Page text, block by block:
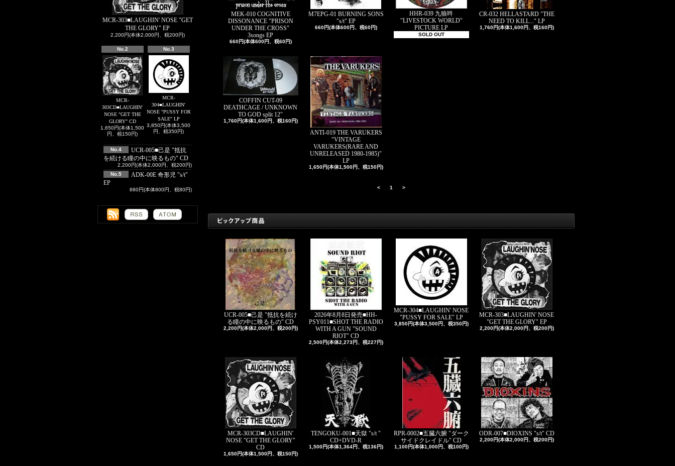
MCR-303■LAUGHIN' NOSE "GET
THE GLORY" EP
2,200円(本体2,000円、税200円)
No.2
MCR-
303CD■LAUGHIN'
NOSE "GET THE
GLORY" CD
1,650円(本体1,500
円、税150円)
No.3
MCR-
304■LAUGHIN'
NOSE "PUSSY FOR
SALE" LP
3,850円(本体3,500
円、税350円)
No.4
UCR-005■己是 "抵抗
を続ける瞳の中に映るもの" CD
2,200円(本体2,000円、税200円)
No.5
ADK-00E 奇形児 "s/t"
EP
880円(本体800円、税80円)
MEK-010 COGNITIVE
DISSONANCE "PRISON
UNDER THE CROSS"
3songs EP
660円(本体600円、税60円)
M7EPG-01 BURNING SONS
"s/t" EP
660円(本体600円、税60円)
HHR-039 九狼吽
"LIVESTOCK WORLD"
PICTURE LP
SOLD OUT
CR-032 HELLASTARD "THE
NEED TO KILL..." LP
1,760円(本体1,600円、税160円)
COFFIN CUT-09
DEATHCAGE / UNKNOWN
TO GOD split 12"
1,760円(本体1,600円、税160円)
ANTI-019 THE VARUKERS
"VINTAGE
VARUKERS(RARE AND
UNRELEASED 1980-1985)"
LP
1,650円(本体1,500円、税150円)
< 1 >
UCR-005■己是 "抵抗を続け
る瞳の中に映るもの" CD
2,200円(本体2,000円、税200円)
2026年8月8日発売■HH-
PSY011■SHOT THE RADIO
WITH A GUN "SOUND
RIOT" CD
2,500円(本体2,273円、税227円)
MCR-304■LAUGHIN' NOSE
"PUSSY FOR SALE" LP
3,850円(本体3,500円、税350円)
MCR-303■LAUGHIN' NOSE
"GET THE GLORY" EP
2,200円(本体2,000円、税200円)
MCR-303CD■LAUGHIN'
NOSE "GET THE GLORY"
CD
1,650円(本体1,500円、税150円)
TENGOKU-001■天獄 "s/t "
CD+DVD-R
1,500円(本体1,364円、税136円)
RPR-0002■五臓六腑 "ダーク
サイドクレイドル" CD
1,100円(本体1,000円、税100円)
ODR-007■DIOXINS "s/t" CD
2,200円(本体2,000円、税200円)